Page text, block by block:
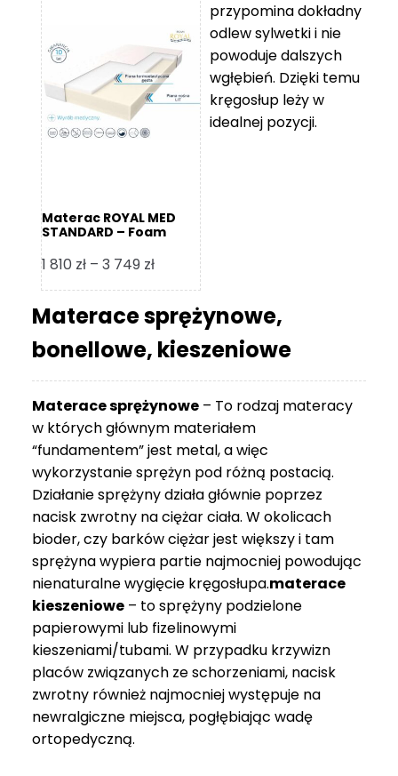
119 zł
do
11
670 zł
Materac ROYAL MED
STANDARD – Foam
1 810 zł – 3 749 złZakres
cen:
od
1
810 zł
749 zł
przypomina dokładny
odlew sylwetki i nie
powoduje dalszych
wgłębień. Dzięki temu
kręgosłup leży w
idealnej pozycji.
Materace sprężynowe,
bonellowe, kieszeniowe
Materace sprężynowe – To rodzaj materacy
w których głównym materiałem
“fundamentem” jest metal, a więc
wykorzystanie sprężyn pod różną postacią.
Działanie sprężyny działa głównie poprzez
nacisk zwrotny na ciężar ciała. W okolicach
bioder, czy barków ciężar jest większy i tam
sprężyna wypiera partie najmocniej powodując
nienaturalne wygięcie kręgosłupa.materace
kieszeniowe – to sprężyny podzielone
papierowymi lub fizelinowymi
kieszeniami/tubami. W przypadku krzywizn
placów związanych ze schorzeniami, nacisk
zwrotny również najmocniej występuje na
newralgiczne miejsca, pogłębiając wadę
ortopedyczną.